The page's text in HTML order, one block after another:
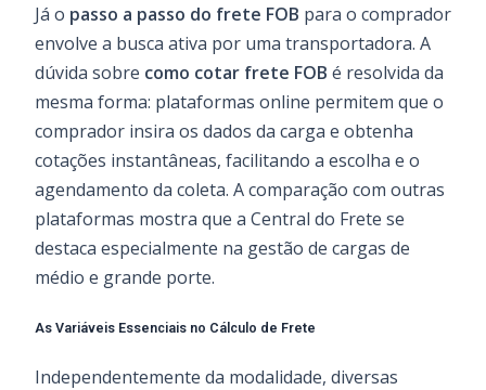
Já o passo a passo do frete FOB para o comprador
envolve a busca ativa por uma transportadora. A
dúvida sobre como cotar frete FOB é resolvida da
mesma forma: plataformas online permitem que o
comprador insira os dados da carga e obtenha
cotações instantâneas, facilitando a escolha e o
agendamento da coleta. A comparação com outras
plataformas mostra que a Central do Frete se
destaca especialmente na gestão de cargas de
médio e grande porte.
As Variáveis Essenciais no Cálculo de Frete
Independentemente da modalidade, diversas